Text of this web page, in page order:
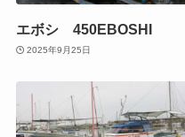
エボシ 450EBOSHI
2025年9月25日